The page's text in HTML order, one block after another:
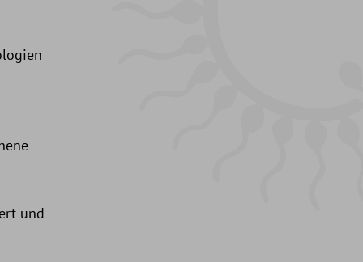
und